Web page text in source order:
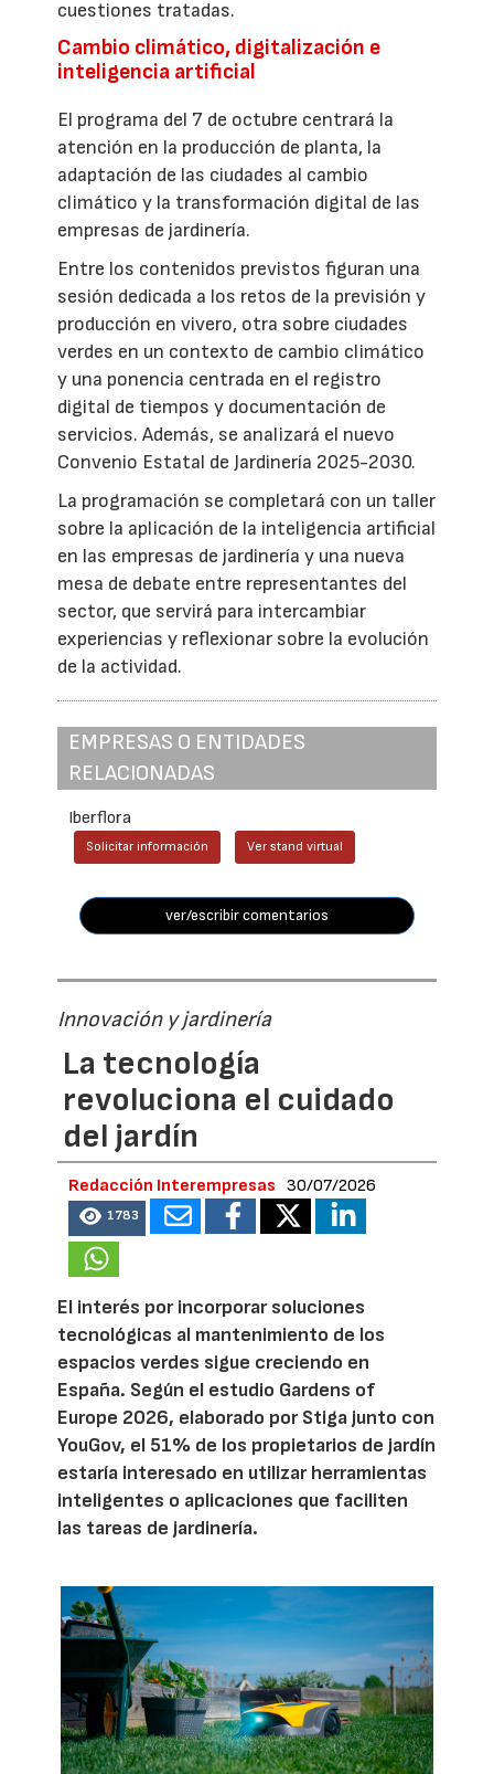
cuestiones tratadas.
Cambio climático, digitalización e
inteligencia artificial
El programa del 7 de octubre centrará la
atención en la producción de planta, la
adaptación de las ciudades al cambio
climático y la transformación digital de las
empresas de jardinería.
Entre los contenidos previstos figuran una
sesión dedicada a los retos de la previsión y
producción en vivero, otra sobre ciudades
verdes en un contexto de cambio climático
y una ponencia centrada en el registro
digital de tiempos y documentación de
servicios. Además, se analizará el nuevo
Convenio Estatal de Jardinería 2025-2030.
La programación se completará con un taller
sobre la aplicación de la inteligencia artificial
en las empresas de jardinería y una nueva
mesa de debate entre representantes del
sector, que servirá para intercambiar
experiencias y reflexionar sobre la evolución
de la actividad.
EMPRESAS O ENTIDADES
RELACIONADAS
Iberflora
Solicitar información Ver stand virtual
ver/escribir comentarios
Innovación y jardinería
La tecnología
revoluciona el cuidado
del jardín
Redacción Interempresas 30/07/2026
1783
El interés por incorporar soluciones
tecnológicas al mantenimiento de los
espacios verdes sigue creciendo en
España. Según el estudio Gardens of
Europe 2026, elaborado por Stiga junto con
YouGov, el 51% de los propietarios de jardín
estaría interesado en utilizar herramientas
inteligentes o aplicaciones que faciliten
las tareas de jardinería.